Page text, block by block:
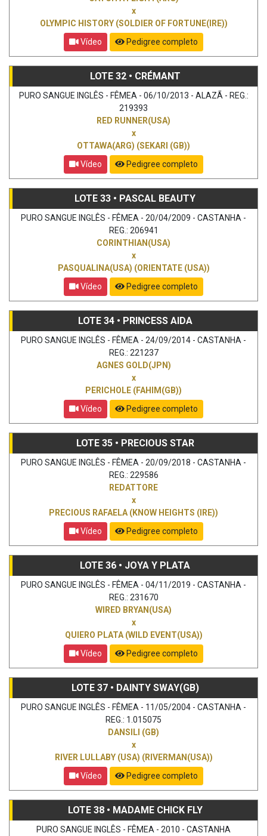
x
OLYMPIC HISTORY (SOLDIER OF FORTUNE(IRE))
Vídeo
Pedigree completo
LOTE 32 • CRÉMANT
PURO SANGUE INGLÊS - FÊMEA - 06/10/2013 - ALAZÃ - REG.:
219393
RED RUNNER(USA)
x
OTTAWA(ARG) (SEKARI (GB))
Vídeo
Pedigree completo
LOTE 33 • PASCAL BEAUTY
PURO SANGUE INGLÊS - FÊMEA - 20/04/2009 - CASTANHA -
REG.: 206941
CORINTHIAN(USA)
x
PASQUALINA(USA) (ORIENTATE (USA))
Vídeo
Pedigree completo
LOTE 34 • PRINCESS AIDA
PURO SANGUE INGLÊS - FÊMEA - 24/09/2014 - CASTANHA -
REG.: 221237
AGNES GOLD(JPN)
x
PERICHOLE (FAHIM(GB))
Vídeo
Pedigree completo
LOTE 35 • PRECIOUS STAR
PURO SANGUE INGLÊS - FÊMEA - 20/09/2018 - CASTANHA -
REG.: 229586
REDATTORE
x
PRECIOUS RAFAELA (KNOW HEIGHTS (IRE))
Vídeo
Pedigree completo
LOTE 36 • JOYA Y PLATA
PURO SANGUE INGLÊS - FÊMEA - 04/11/2019 - CASTANHA -
REG.: 231670
WIRED BRYAN(USA)
x
QUIERO PLATA (WILD EVENT(USA))
Vídeo
Pedigree completo
LOTE 37 • DAINTY SWAY(GB)
PURO SANGUE INGLÊS - FÊMEA - 11/05/2004 - CASTANHA -
REG.: 1.015075
DANSILI (GB)
x
RIVER LULLABY (USA) (RIVERMAN(USA))
Vídeo
Pedigree completo
LOTE 38 • MADAME CHICK FLY
PURO SANGUE INGLÊS - FÊMEA - 2010 - CASTANHA